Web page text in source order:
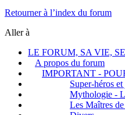
Retourner à l’index du forum
Aller à
LE FORUM, SA VIE,
A propos du forum
IMPORTANT -
Super-héros
Mythologie -
Les Maîtres